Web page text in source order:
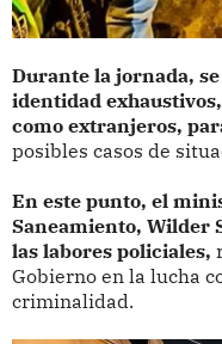
Durante la jornada,
identidad
como extranjeros,
posibles casos de
En este punto, el
Saneamiento, Wilder
las labores policiales,
Gobierno en la lucha
criminalidad.